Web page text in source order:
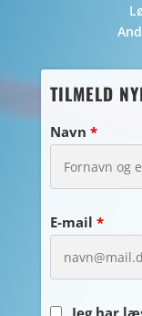
TILMELD
Navn *
E-mail *
Jeg har